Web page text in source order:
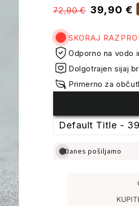
Običajna
72,90 € Prodajne
39,90 €
SKORAJ
Odporno na vodo
Dolgotrajen sijaj
Primerno za
Danes pošiljamo